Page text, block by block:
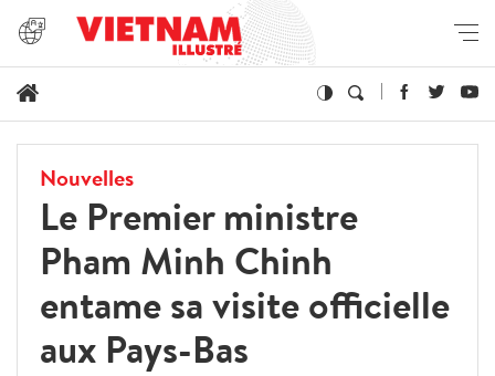
Nouvelles
Le Premier ministre
Pham Minh Chinh
entame sa visite officielle
aux Pays-Bas